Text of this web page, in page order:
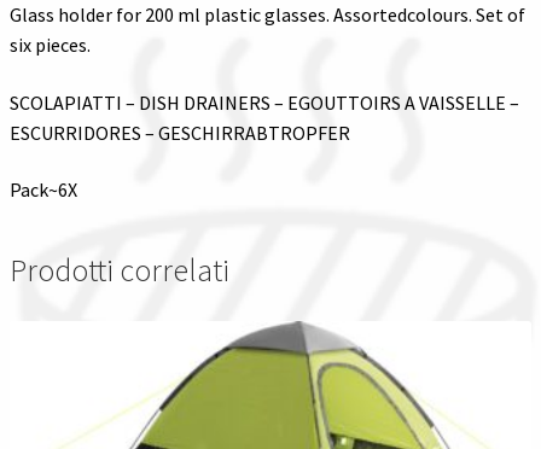
Glass holder for 200 ml plastic glasses. Assortedcolours. Set of
six pieces.
SCOLAPIATTI – DISH DRAINERS – EGOUTTOIRS A VAISSELLE –
ESCURRIDORES – GESCHIRRABTROPFER
Pack~6X
Prodotti correlati